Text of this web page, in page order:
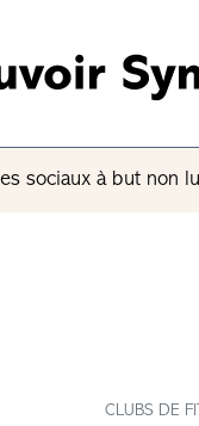
sociaux à but non
CLUBS DE